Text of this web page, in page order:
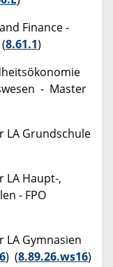
Finance -
8.61.1)
- Master
LA Grundschule
LA Haupt-,
- FPO
LA Gymnasien
) (8.89.26.ws16)